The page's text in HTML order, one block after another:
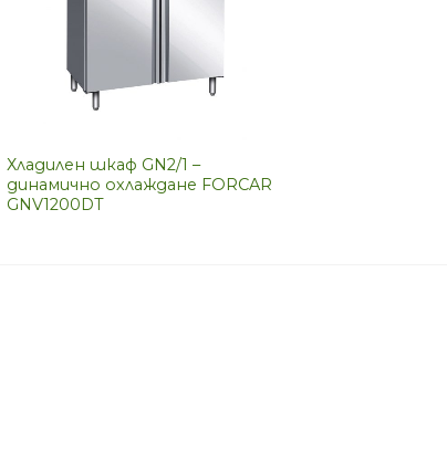
Хладилен шкаф GN2/1 –
динамично охлаждане FORCAR
GNV1200DT